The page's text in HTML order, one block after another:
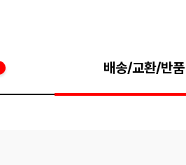
배송/교환/반품